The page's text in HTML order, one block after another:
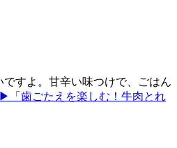
すよ。甘辛い味つけで、ごはん
▶「歯ごたえを楽しむ！牛肉とれ